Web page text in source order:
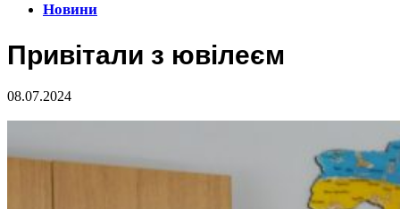
Новини
Привітали з ювілеєм
08.07.2024